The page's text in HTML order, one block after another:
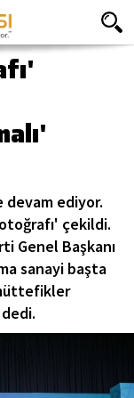
devam ediyor.
çekildi.
Genel Başkanı
sanayi başta
dedi.